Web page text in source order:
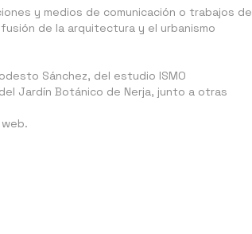
y medios de comunicación o trabajos de
de la arquitectura y el urbanismo
Sánchez, del estudio ISMO
Jardín Botánico de Nerja, junto a otras